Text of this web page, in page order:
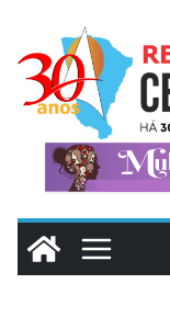
conteúdo